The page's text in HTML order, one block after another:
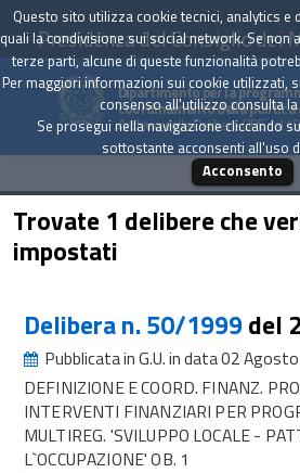
Presidenza del Consiglio dei
Dipartimento per la
coordinamento della politica
Archivio delle Delibere CIPE dal
Trovate 1 delibere che
impostati
Delibera n. 50/1999del
Pubblicata in G.U. in data 02
DEFINIZIONE E COORD. FINANZ.
INTERVENTI FINANZIARI PER
MULTIREG. 'SVILUPPO LOCALE -
L`OCCUPAZIONE' OB. 1
Questo sito utilizza cookie tecnici, analytics
quali la condivisione sui social network. Se non
terze parti, alcune di queste funzionalità
Per maggiori informazioni sui cookie utilizzati,
consenso all'utilizzo consulta la
Se prosegui nella navigazione cliccando
sottostante acconsenti all'uso
Acconsento